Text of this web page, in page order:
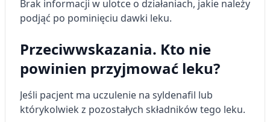
Brak informacji w ulotce o działaniach, jakie należy
podjąć po pominięciu dawki leku.
Przeciwwskazania. Kto nie
powinien przyjmować leku?
Jeśli pacjent ma uczulenie na syldenafil lub
którykolwiek z pozostałych składników tego leku.